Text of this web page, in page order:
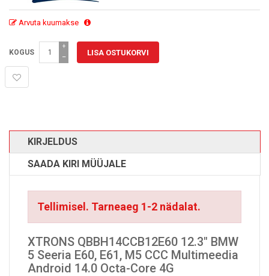
Arvuta kuumakse
KOGUS −
+
KIRJELDUS
SAADA KIRI MÜÜJALE
Tellimisel. Tarneaeg 1-2 nädalat.
XTRONS QBBH14CCB12E60 12.3" BMW
5 Seeria E60, E61, M5 CCC Multimeedia
Android 14.0 Octa-Core 4G